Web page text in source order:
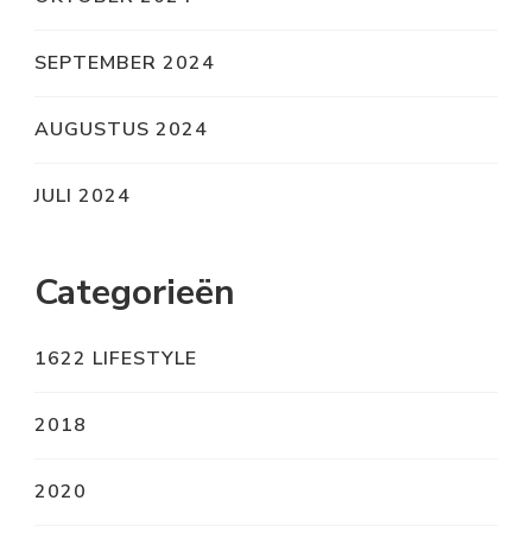
SEPTEMBER 2024
AUGUSTUS 2024
JULI 2024
Categorieën
1622 LIFESTYLE
2018
2020